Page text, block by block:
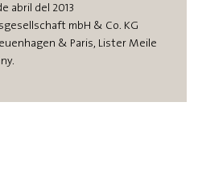
abril del 2013
mbH & Co. KG
& Paris, Lister Meile